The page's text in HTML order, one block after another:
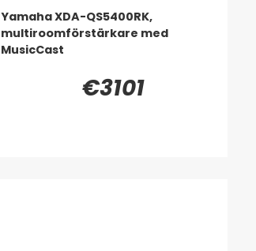
Yamaha XDA-QS5400RK,
multiroomförstärkare med
MusicCast
€3101